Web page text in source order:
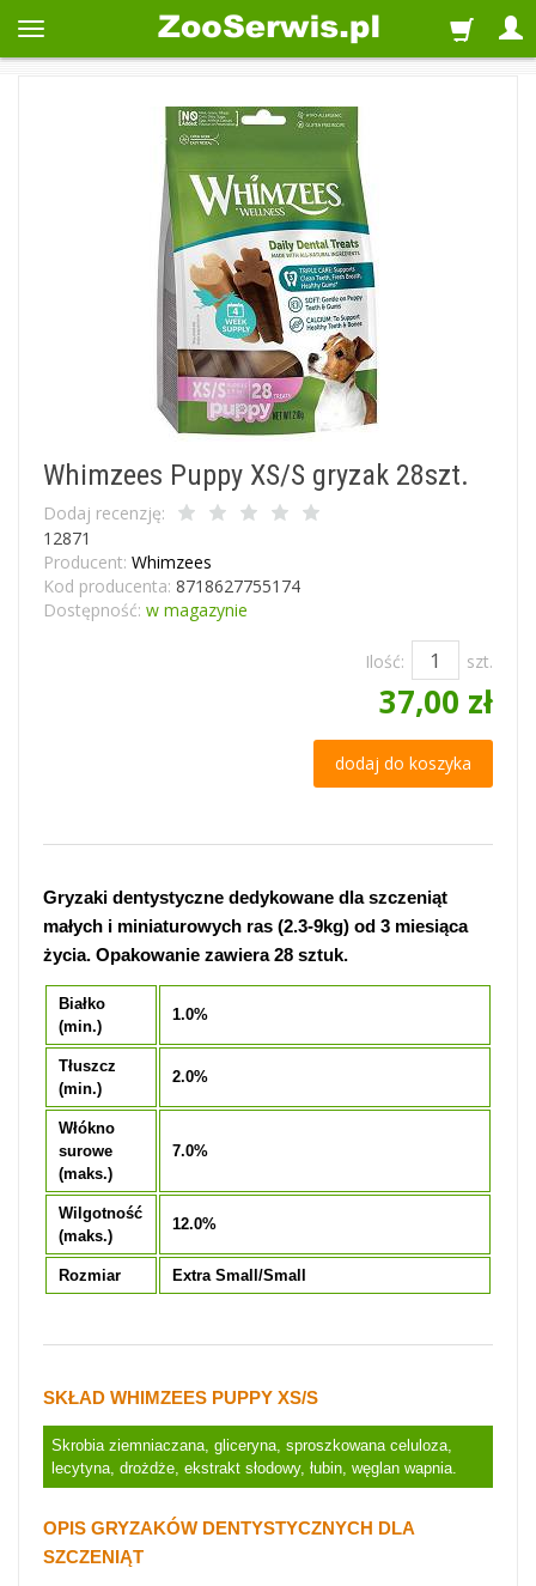
Whimzees Puppy XS/S gryzak 28szt.
Dodaj recenzję:
12871
Producent: Whimzees
Kod producenta: 8718627755174
Dostępność: w magazynie
Ilość: szt.
37,00 zł
dodaj do koszyka
Gryzaki dentystyczne dedykowane dla szczeniąt
małych i miniaturowych ras (2.3-9kg) od 3 miesiąca
życia. Opakowanie zawiera 28 sztuk.
Białko
(min.)
1.0%
Tłuszcz
(min.)
2.0%
Włókno
surowe
(maks.)
7.0%
Wilgotność
(maks.)
12.0%
Rozmiar Extra Small/Small
SKŁAD WHIMZEES PUPPY XS/S
Skrobia ziemniaczana, gliceryna, sproszkowana celuloza,
lecytyna, drożdże, ekstrakt słodowy, łubin, węglan wapnia.
OPIS GRYZAKÓW DENTYSTYCZNYCH DLA
SZCZENIĄT